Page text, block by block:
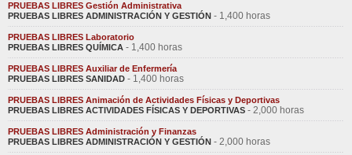
PRUEBAS LIBRES Gestión Administrativa
PRUEBAS LIBRES ADMINISTRACIÓN Y GESTIÓN - 1,400 horas
PRUEBAS LIBRES Laboratorio
PRUEBAS LIBRES QUÍMICA - 1,400 horas
PRUEBAS LIBRES Auxiliar de Enfermería
PRUEBAS LIBRES SANIDAD - 1,400 horas
PRUEBAS LIBRES Animación de Actividades Físicas y Deportivas
PRUEBAS LIBRES ACTIVIDADES FÍSICAS Y DEPORTIVAS - 2,000 horas
PRUEBAS LIBRES Administración y Finanzas
PRUEBAS LIBRES ADMINISTRACIÓN Y GESTIÓN - 2,000 horas